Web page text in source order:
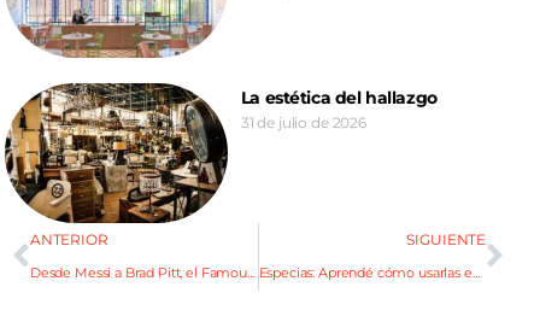
La estética del hallazgo
31 de julio de 2026
ANTERIOR
Desde Messi a Brad Pitt, el Famous Wine Festival suma estrellas
SIGUIENTE
Especias: Aprendé cómo usarlas en tus platos